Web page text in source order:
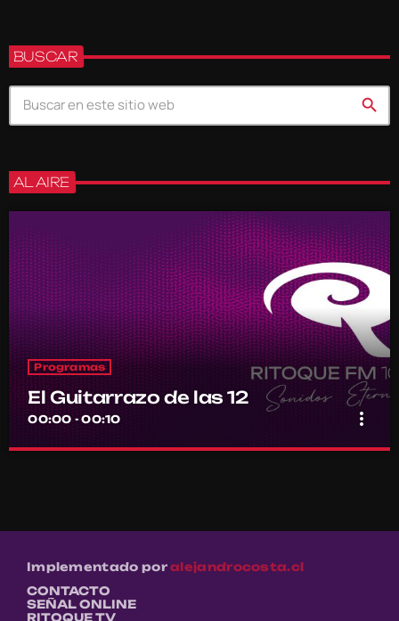
BUSCAR
search
AL AIRE
Programas
El Guitarrazo de las 12
00:00 - 00:10 more_vert
Un momento breve donde el instrumento esencial del rock toma
Implementado poralejandrocosta.cl
CONTACTO
SEÑAL ONLINE
RITOQUE TV